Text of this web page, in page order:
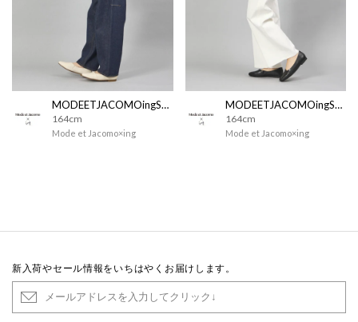
MODEETJACOMOingSTAFF
164cm
Mode et Jacomo×ing
MODEETJACOMOingSTAFF
164cm
Mode et Jacomo×ing
新入荷やセール情報をいちはやくお届けします。